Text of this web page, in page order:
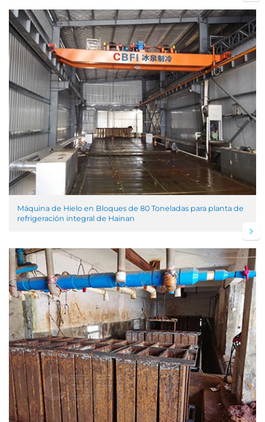
Máquina de Hielo en Bloques de 80 Toneladas para planta de
refrigeración integral de Hainan